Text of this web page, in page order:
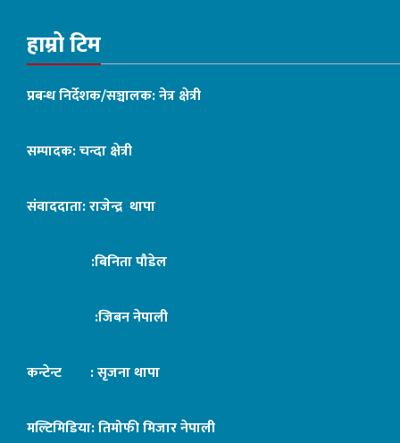
हाम्रो टिम
प्रबन्ध निर्देशक/सञ्चालक: नेत्र क्षेत्री
सम्पादक: चन्दा क्षेत्री
संवाददाता: राजेन्द्र थापा
:बिनिता पौडेल
:जिबन नेपाली
कन्टेन्ट : सृजना थापा
मल्टिमिडिया: तिमोफी मिजार नेपाली